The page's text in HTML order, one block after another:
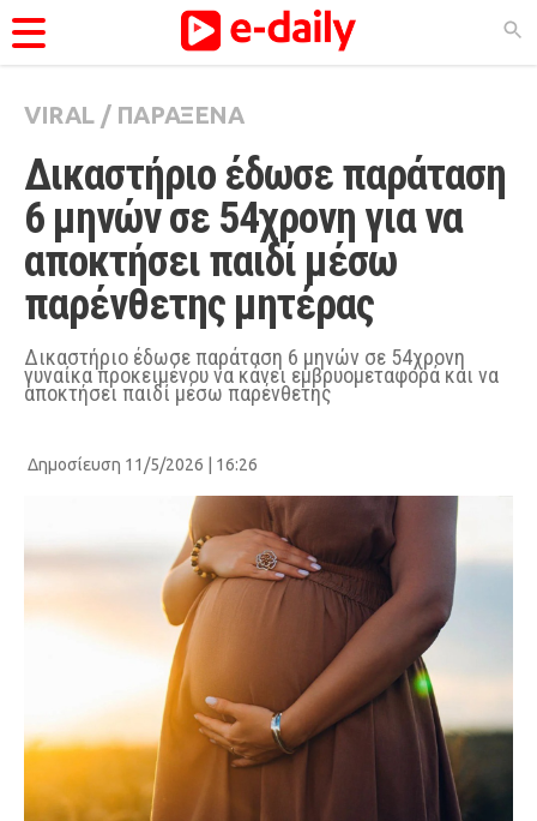
ΚΑΤΗΓΟΡΊΕΣ
Ειδήσεις
Θέματα
Videos
Podcasts
Viral
Life
Πάσχα Eurovision
Retro Summer
OMG
VIRAL / ΠΑΡΑΞΕΝΑ
Δικαστήριο έδωσε παράταση
6 μηνών σε 54χρονη για να
αποκτήσει παιδί μέσω
παρένθετης μητέρας
Δικαστήριο έδωσε παράταση 6 μηνών σε 54χρονη
γυναίκα προκειμένου να κάνει εμβρυομεταφορά και να
αποκτήσει παιδί μέσω παρένθετης
Δημοσίευση 11/5/2026 | 16:26